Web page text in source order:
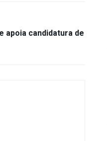
apoia candidatura de